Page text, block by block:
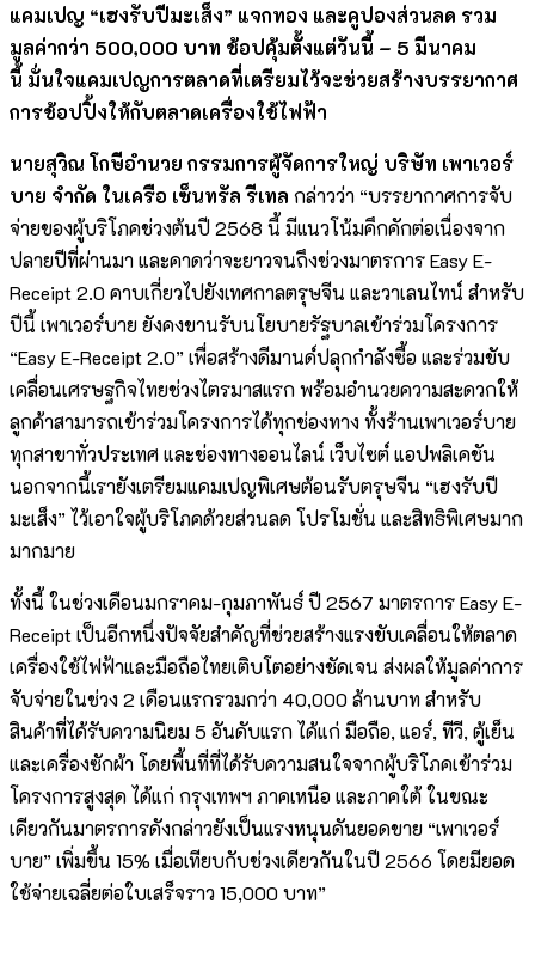
แคมเปญ “เฮงรับปีมะเส็ง” แจกทอง และคูปองส่วนลด รวม
มูลค่ากว่า 500,000 บาท ช้อปคุ้มตั้งแต่วันนี้ – 5 มีนาคม
นี้ มั่นใจแคมเปญการตลาดที่เตรียมไว้จะช่วยสร้างบรรยากาศ
การช้อปปิ้งให้กับตลาดเครื่องใช้ไฟฟ้า
นายสุวิณ โกษีอํานวย กรรมการผู้จัดการใหญ่ บริษัท เพาเวอร์
บาย จำกัด ในเครือ เซ็นทรัล รีเทล กล่าวว่า “บรรยากาศการจับ
จ่ายของผู้บริโภคช่วงต้นปี 2568 นี้ มีแนวโน้มคึกคักต่อเนื่องจาก
ปลายปีที่ผ่านมา และคาดว่าจะยาวจนถึงช่วงมาตรการ Easy E-
Receipt 2.0 คาบเกี่ยวไปยังเทศกาลตรุษจีน และวาเลนไทน์ สำหรับ
ปีนี้ เพาเวอร์บาย ยังคงขานรับนโยบายรัฐบาลเข้าร่วมโครงการ
“Easy E-Receipt 2.0” เพื่อสร้างดีมานด์ปลุกกำลังซื้อ และร่วมขับ
เคลื่อนเศรษฐกิจไทยช่วงไตรมาสแรก พร้อมอำนวยความสะดวกให้
ลูกค้าสามารถเข้าร่วมโครงการได้ทุกช่องทาง ทั้งร้านเพาเวอร์บาย
ทุกสาขาทั่วประเทศ และช่องทางออนไลน์ เว็บไซต์ แอปพลิเคชัน
นอกจากนี้เรายังเตรียมแคมเปญพิเศษต้อนรับตรุษจีน “เฮงรับปี
มะเส็ง” ไว้เอาใจผู้บริโภคด้วยส่วนลด โปรโมชั่น และสิทธิพิเศษมาก
มากมาย
ทั้งนี้ ในช่วงเดือนมกราคม-กุมภาพันธ์ ปี 2567 มาตรการ Easy E-
Receipt เป็นอีกหนึ่งปัจจัยสำคัญที่ช่วยสร้างแรงขับเคลื่อนให้ตลาด
เครื่องใช้ไฟฟ้าและมือถือไทยเติบโตอย่างชัดเจน ส่งผลให้มูลค่าการ
จับจ่ายในช่วง 2 เดือนแรกรวมกว่า 40,000 ล้านบาท สำหรับ
สินค้าที่ได้รับความนิยม 5 อันดับแรก ได้แก่ มือถือ, แอร์, ทีวี, ตู้เย็น
และเครื่องซักผ้า โดยพื้นที่ที่ได้รับความสนใจจากผู้บริโภคเข้าร่วม
โครงการสูงสุด ได้แก่ กรุงเทพฯ ภาคเหนือ และภาคใต้ ในขณะ
เดียวกันมาตรการดังกล่าวยังเป็นแรงหนุนดันยอดขาย “เพาเวอร์
บาย” เพิ่มขึ้น 15% เมื่อเทียบกับช่วงเดียวกันในปี 2566 โดยมียอด
ใช้จ่ายเฉลี่ยต่อใบเสร็จราว 15,000 บาท”